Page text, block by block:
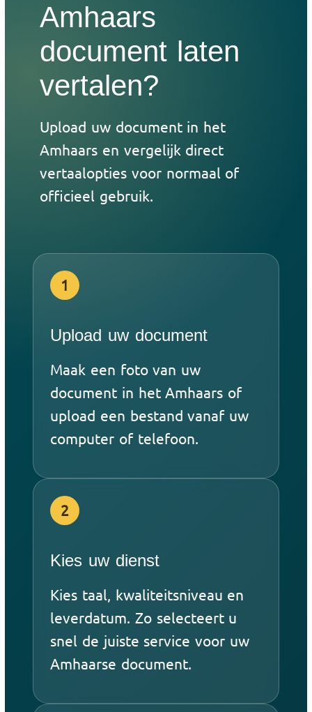
Amhaars
document laten
vertalen?
Upload uw document in het
Amhaars en vergelijk direct
vertaalopties voor normaal of
officieel gebruik.
1
Upload uw document
Maak een foto van uw
document in het Amhaars of
upload een bestand vanaf uw
computer of telefoon.
2
Kies uw dienst
Kies taal, kwaliteitsniveau en
leverdatum. Zo selecteert u
snel de juiste service voor uw
Amhaarse document.